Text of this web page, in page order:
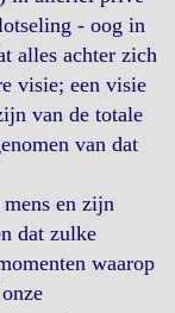
- oog in
alles achter zich
visie; een visie
van de totale
van dat
en zijn
dat zulke
waarop